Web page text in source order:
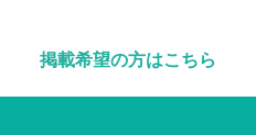
掲載希望の方はこちら